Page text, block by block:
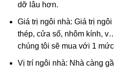
dỡ lâu hơn.
Giá trị ngôi nhà: Giá trị
thép, cửa sổ, nhôm kính,
chúng tôi sẽ mua với 1
Vị trí ngôi nhà: Nhà càng